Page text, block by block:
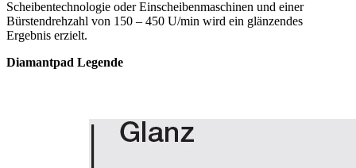
Scheibentechnologie oder Einscheibenmaschinen und einer
Bürstendrehzahl von 150 – 450 U/min wird ein glänzendes
Ergebnis erzielt.
Diamantpad Legende